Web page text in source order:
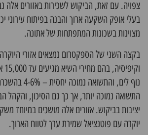
צפויה. עם זאת, הביקוש לשכירות באזורים אלה
בעלי אופק השקעה ארוך והבנה בפיתוח עירוני
מצוינות בשכונות המתפתחות של אתונה.
בקצה השני של הספקטרום נמצאים אזורי היוקרה
נוף לים,
התשואה נמוכה יותר, אך כך גם הסיכון, והקהל
יציבות בביקוש. אזורים אלה מושכים במיוחד
יוקרה עם פוטנציאל שמירת ערך לטווח הארוך.